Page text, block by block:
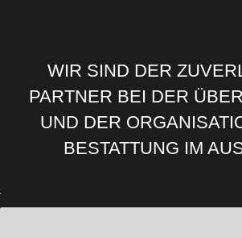
WIR SIND DER
PARTNER BEI DER
UND DER
BESTATTUNG IM